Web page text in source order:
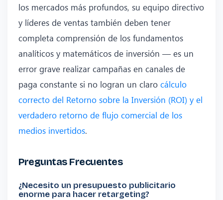
los mercados más profundos, su equipo directivo
y líderes de ventas también deben tener
completa comprensión de los fundamentos
analíticos y matemáticos de inversión — es un
error grave realizar campañas en canales de
paga constante si no logran un claro cálculo
correcto del Retorno sobre la Inversión (ROI) y el
verdadero retorno de flujo comercial de los
medios invertidos.
Preguntas Frecuentes
¿Necesito un presupuesto publicitario
enorme para hacer retargeting?